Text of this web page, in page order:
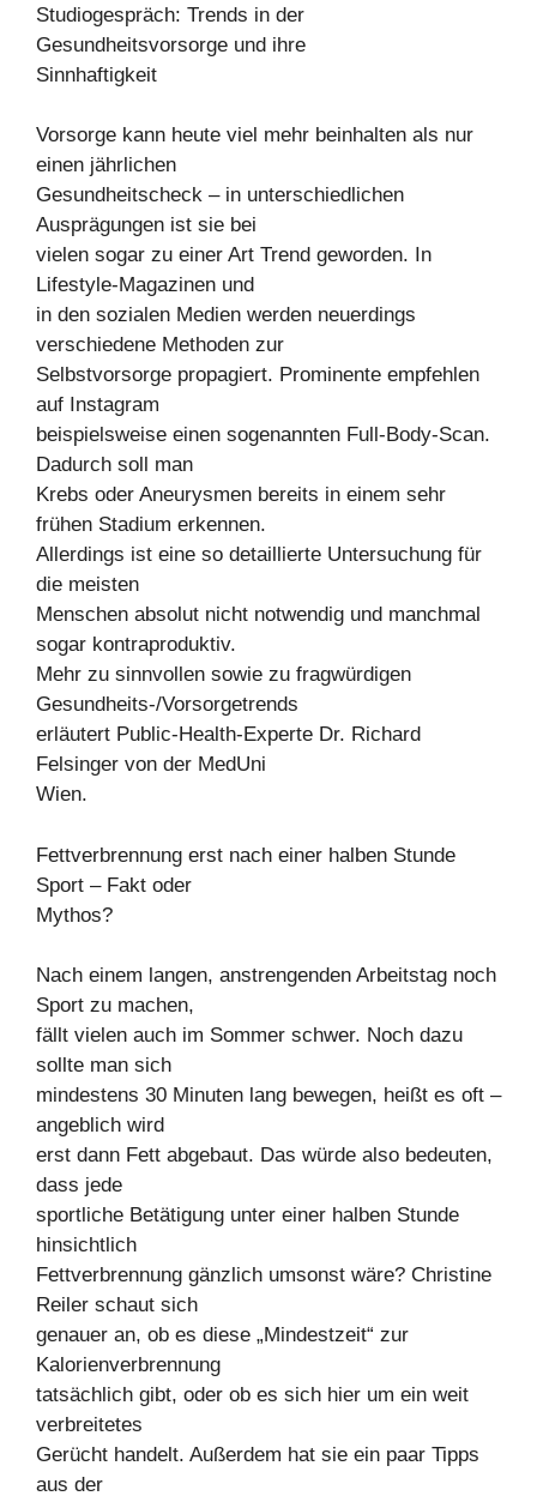
Studiogespräch: Trends in der
Gesundheitsvorsorge und ihre
Sinnhaftigkeit
Vorsorge kann heute viel mehr beinhalten als nur
einen jährlichen
Gesundheitscheck – in unterschiedlichen
Ausprägungen ist sie bei
vielen sogar zu einer Art Trend geworden. In
Lifestyle-Magazinen und
in den sozialen Medien werden neuerdings
verschiedene Methoden zur
Selbstvorsorge propagiert. Prominente empfehlen
auf Instagram
beispielsweise einen sogenannten Full-Body-Scan.
Dadurch soll man
Krebs oder Aneurysmen bereits in einem sehr
frühen Stadium erkennen.
Allerdings ist eine so detaillierte Untersuchung für
die meisten
Menschen absolut nicht notwendig und manchmal
sogar kontraproduktiv.
Mehr zu sinnvollen sowie zu fragwürdigen
Gesundheits-/Vorsorgetrends
erläutert Public-Health-Experte Dr. Richard
Felsinger von der MedUni
Wien.
Fettverbrennung erst nach einer halben Stunde
Sport – Fakt oder
Mythos?
Nach einem langen, anstrengenden Arbeitstag noch
Sport zu machen,
fällt vielen auch im Sommer schwer. Noch dazu
sollte man sich
mindestens 30 Minuten lang bewegen, heißt es oft –
angeblich wird
erst dann Fett abgebaut. Das würde also bedeuten,
dass jede
sportliche Betätigung unter einer halben Stunde
hinsichtlich
Fettverbrennung gänzlich umsonst wäre? Christine
Reiler schaut sich
genauer an, ob es diese „Mindestzeit“ zur
Kalorienverbrennung
tatsächlich gibt, oder ob es sich hier um ein weit
verbreitetes
Gerücht handelt. Außerdem hat sie ein paar Tipps
aus der